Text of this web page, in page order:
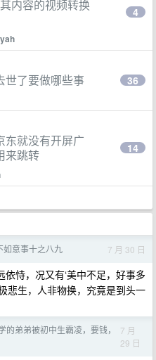
内容的视频转换
4
世了要做哪些事 36
东就没有开屏广
来跳转
14
如意事十之八九 7 月 30 日
恃，况又有‘美中不足，好事多
悲生，人非物换，究竟是到头一
的弟弟被初中生霸凌，要钱，
7 月
29 日